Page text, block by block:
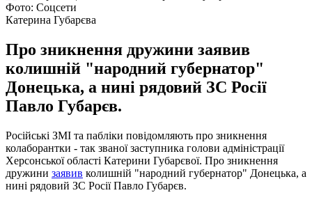
Фото: Соцсети
Катерина Губарєва
Про зникнення дружини заявив
колишній "народний губернатор"
Донецька, а нині рядовий ЗС Росії
Павло Губарєв.
Російські ЗМІ та пабліки повідомляють про зникнення
колаборантки - так званої заступника голови адміністрації
Херсонської області Катерини Губарєвої. Про зникнення
дружини заявив колишній "народний губернатор" Донецька, а
нині рядовий ЗС Росії Павло Губарєв.